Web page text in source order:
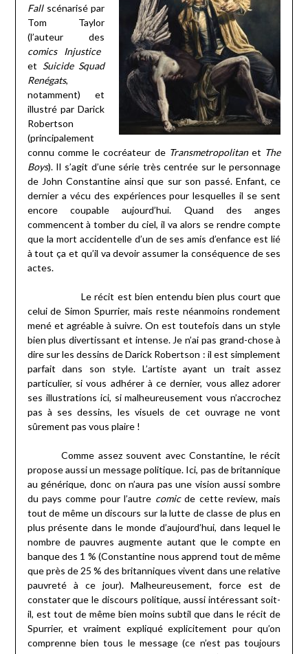
Fallscénarisé par
Tom Taylor
(l’auteur des
comics
Injustice
et Suicide Squad
Renégats,
notamment) et
illustré par Darick
Robertson
(principalement
connu comme le cocréateur de Transmetropolitanet The
Boys). Il s’agit d’une série très centrée sur le personnage
de John Constantine ainsi que sur son passé. Enfant, ce
dernier a vécu des expériences pour lesquelles il se sent
encore coupable aujourd’hui. Quand des anges
commencent à tomber du ciel, il va alors se rendre compte
que la mort accidentelle d’un de ses amis d’enfance est lié
à tout ça et qu’il va devoir assumer la conséquence de ses
actes.
Le récit est bien entendu bien plus court que
celui de Simon Spurrier, mais reste néanmoins rondement
mené et agréable à suivre. On est toutefois dans un style
bien plus divertissant et intense. Je n’ai pas grand-chose à
dire sur les dessins de Darick Robertson : il est simplement
parfait dans son style. L’artiste ayant un trait assez
particulier, si vous adhérer à ce dernier, vous allez adorer
ses illustrations ici, si malheureusement vous n’accrochez
pas à ses dessins, les visuels de cet ouvrage ne vont
sûrement pas vous plaire !
Comme assez souvent avec Constantine, le récit
propose aussi un message politique. Ici, pas de britannique
au générique, donc on n’aura pas une vision aussi sombre
du pays comme pour l’autre comicde cette review, mais
tout de même un discours sur la lutte de classe de plus en
plus présente dans le monde d’aujourd’hui, dans lequel le
nombre de pauvres augmente autant que le compte en
banque des 1 % (Constantine nous apprend tout de même
que près de 25 % des britanniques vivent dans une relative
pauvreté à ce jour). Malheureusement, force est de
constater que le discours politique, aussi intéressant soit-
il, est tout de même bien moins subtil que dans le récit de
Spurrier, et vraiment expliqué explicitement pour qu’on
comprenne bien tous le message (ce n’est pas toujours